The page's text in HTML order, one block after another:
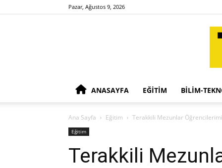
Pazar, Ağustos 9, 2026
ANASAYFA EĞITIM BILIM-
Ana Sayfa Eğitim Terakkili Mezunlar
Eğitim
Terakkili